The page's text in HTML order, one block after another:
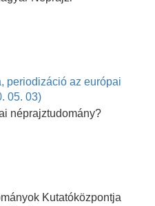
periodizáció az európai
05. 03)
néprajztudomány?
Kutatóközpontja